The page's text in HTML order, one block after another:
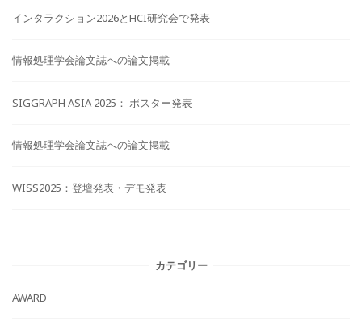
インタラクション2026とHCI研究会で発表
情報処理学会論文誌への論文掲載
SIGGRAPH ASIA 2025： ポスター発表
情報処理学会論文誌への論文掲載
WISS2025：登壇発表・デモ発表
カテゴリー
AWARD